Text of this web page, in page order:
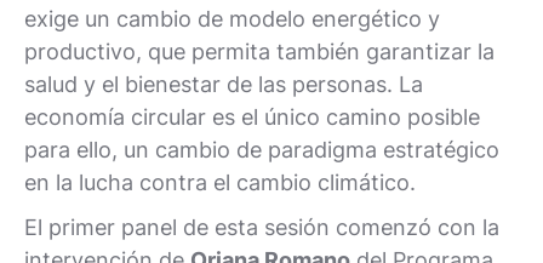
exige un cambio de modelo energético y
productivo, que permita también garantizar la
salud y el bienestar de las personas. La
economía circular es el único camino posible
para ello, un cambio de paradigma estratégico
en la lucha contra el cambio climático.
El primer panel de esta sesión comenzó con la